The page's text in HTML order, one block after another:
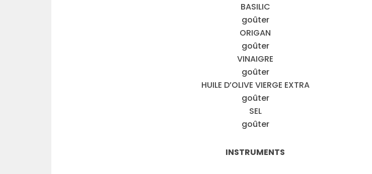
BASILIC
goûter
ORIGAN
goûter
VINAIGRE
goûter
HUILE D’OLIVE VIERGE EXTRA
goûter
SEL
goûter
INSTRUMENTS